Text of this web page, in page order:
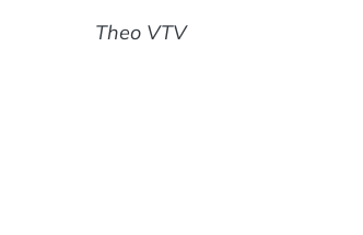
Theo VTV